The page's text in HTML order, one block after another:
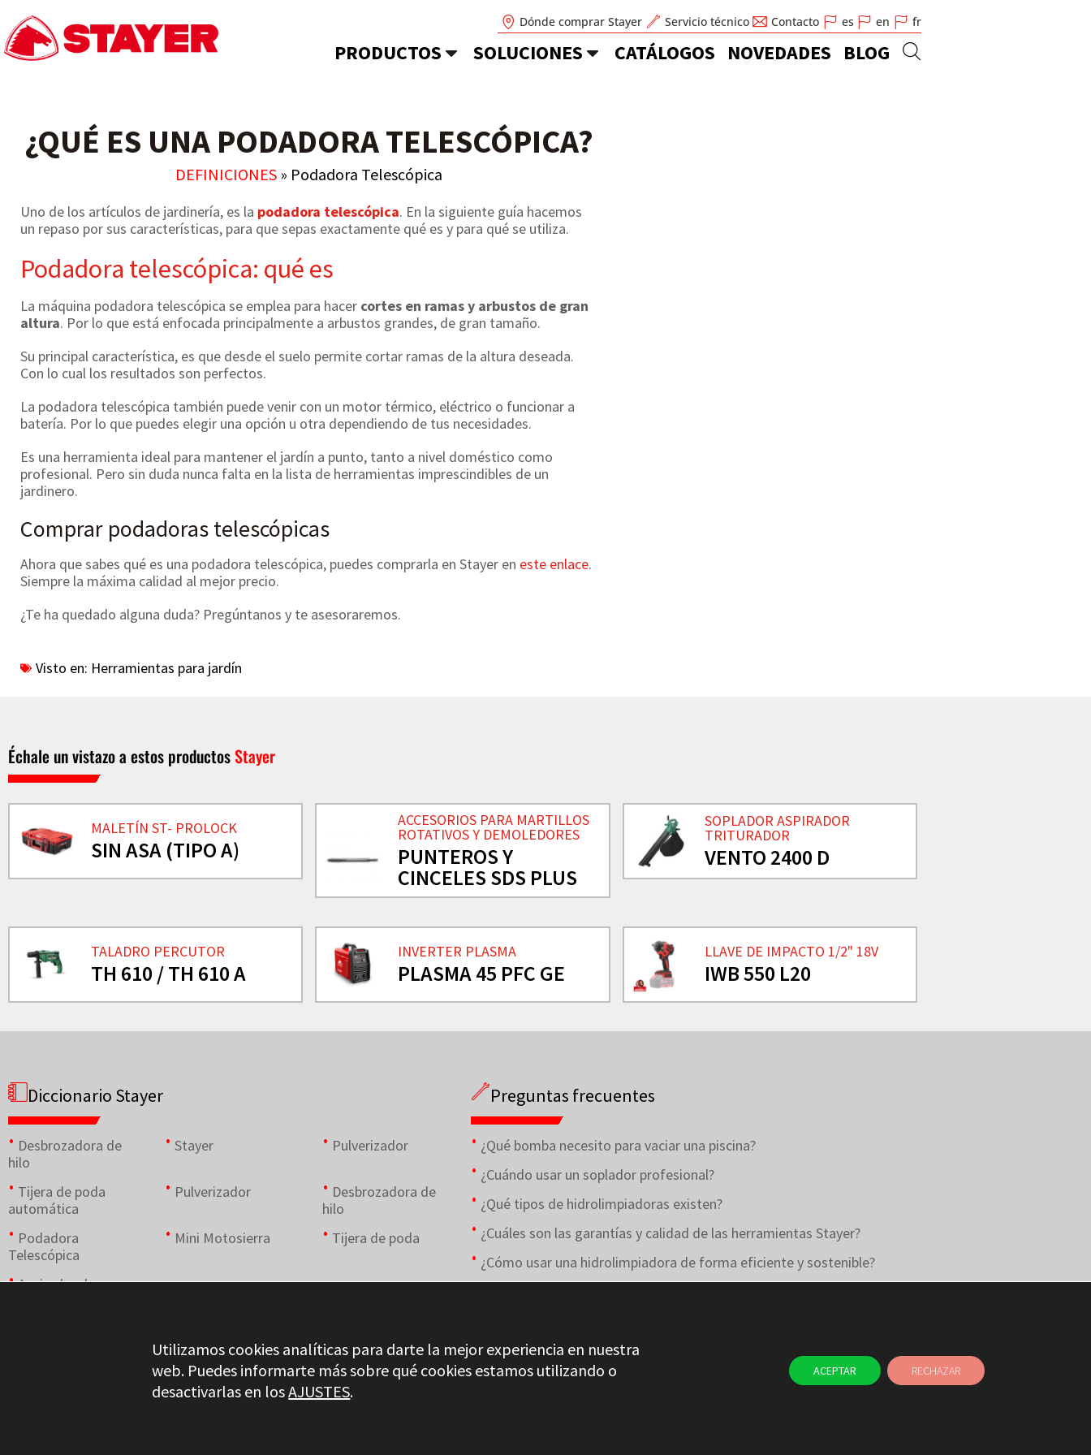
Dónde comprar Stayer Servicio técnico Contacto es en fr
PRODUCTOS SOLUCIONES CATÁLOGOS NOVEDADES BLOG
¿QUÉ ES UNA PODADORA TELESCÓPICA?
DEFINICIONES» Podadora Telescópica
Uno de los artículos de jardinería, es la podadora telescópica. En la siguiente guía hacemos
un repaso por sus características, para que sepas exactamente qué es y para qué se utiliza.
Podadora telescópica: qué es
La máquina podadora telescópica se emplea para hacer cortes en ramas y arbustos de gran
altura. Por lo que está enfocada principalmente a arbustos grandes, de gran tamaño.
Su principal característica, es que desde el suelo permite cortar ramas de la altura deseada.
Con lo cual los resultados son perfectos.
La podadora telescópica también puede venir con un motor térmico, eléctrico o funcionar a
batería. Por lo que puedes elegir una opción u otra dependiendo de tus necesidades.
Es una herramienta ideal para mantener el jardín a punto, tanto a nivel doméstico como
profesional. Pero sin duda nunca falta en la lista de herramientas imprescindibles de un
jardinero.
Comprar podadoras telescópicas
Ahora que sabes qué es una podadora telescópica, puedes comprarla en Stayer en este enlace.
Siempre la máxima calidad al mejor precio.
¿Te ha quedado alguna duda? Pregúntanos y te asesoraremos.
Visto en: Herramientas para jardín
Échale un vistazo a estos productosStayer
MALETÍN ST- PROLOCK
SIN ASA (TIPO A)
ACCESORIOS PARA MARTILLOS
ROTATIVOS Y DEMOLEDORES
PUNTEROS Y
CINCELES SDS PLUS
SOPLADOR ASPIRADOR
TRITURADOR
VENTO 2400 D
TALADRO PERCUTOR
TH 610 / TH 610 A
INVERTER PLASMA
PLASMA 45 PFC GE
LLAVE DE IMPACTO 1/2" 18V
IWB 550 L20
Diccionario Stayer
Desbrozadora de
hilo
Stayer Pulverizador
Tijera de poda
automática
Pulverizador
Desbrozadora de
hilo
Podadora
Telescópica
Mini Motosierra Tijera de poda
Aspirador de
Preguntas frecuentes
¿Qué bomba necesito para vaciar una piscina?
¿Cuándo usar un soplador profesional?
¿Qué tipos de hidrolimpiadoras existen?
¿Cuáles son las garantías y calidad de las herramientas Stayer?
¿Cómo usar una hidrolimpiadora de forma eficiente y sostenible?
BLOG CONTACTO
Utilizamos cookies analíticas para darte la mejor experiencia en nuestra
web. Puedes informarte más sobre qué cookies estamos utilizando o
desactivarlas en losAJUSTES.
ACEPTAR RECHAZAR